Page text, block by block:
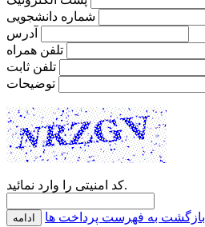
شماره دانشجویی
آدرس
تلفن همراه
تلفن ثابت
توضیحات
کد امنیتی را وارد نمائید.
بازگشت به فهرست پرداخت ها